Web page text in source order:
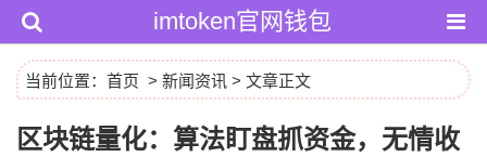
imtoken官网钱包
当前位置： 首页 > 新闻资讯 > 文章正文
区块链量化：算法盯盘抓资金，无情收